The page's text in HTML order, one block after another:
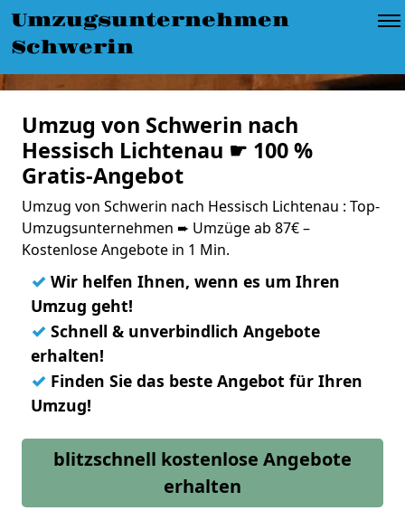
Umzugsunternehmen
Schwerin
Umzug von Schwerin nach
Hessisch Lichtenau ☛ 100 %
Gratis-Angebot
Umzug von Schwerin nach Hessisch Lichtenau : Top-
Umzugsunternehmen ➨ Umzüge ab 87€ –
Kostenlose Angebote in 1 Min.
✓ Wir helfen Ihnen, wenn es um Ihren
Umzug geht!
✓ Schnell & unverbindlich Angebote
erhalten!
✓ Finden Sie das beste Angebot für Ihren
Umzug!
blitzschnell kostenlose Angebote
erhalten